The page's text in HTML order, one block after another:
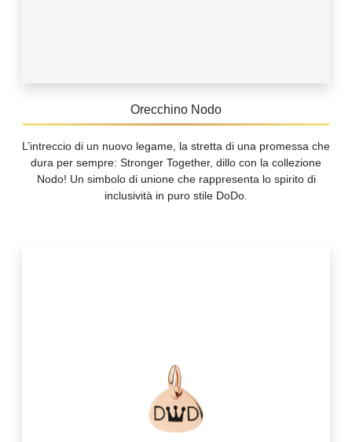
Orecchino Nodo
L’intreccio di un nuovo legame, la stretta di una promessa che
dura per sempre: Stronger Together, dillo con la collezione
Nodo! Un simbolo di unione che rappresenta lo spirito di
inclusività in puro stile DoDo.